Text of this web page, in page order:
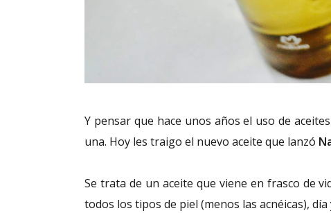
Y pensar que hace unos años el uso de
una. Hoy les traigo el nuevo aceite que lanzó
Se trata de un aceite que viene en frasco de
todos los tipos de piel (menos las acnéicas),